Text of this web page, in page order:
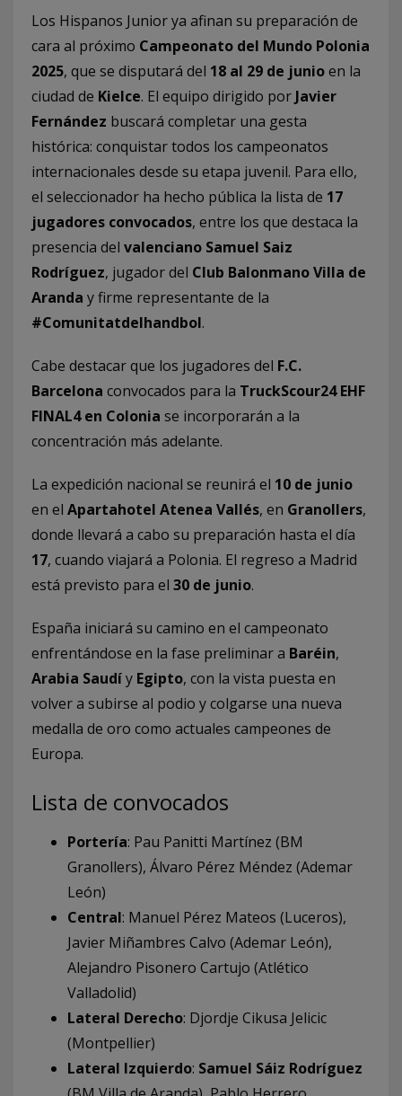
Los Hispanos Junior ya afinan su preparación de
cara al próximo Campeonato del Mundo Polonia
2025, que se disputará del 18 al 29 de junioen la
ciudad de Kielce. El equipo dirigido por Javier
Fernández buscará completar una gesta
histórica: conquistar todos los campeonatos
internacionales desde su etapa juvenil. Para ello,
el seleccionador ha hecho pública la lista de 17
jugadores convocados, entre los que destaca la
presencia del valenciano Samuel Saiz
Rodríguez, jugador del Club Balonmano Villa de
Aranda y firme representante de la
#Comunitatdelhandbol.
Cabe destacar que los jugadores del F.C.
Barcelona convocados para la TruckScour24 EHF
FINAL4 en Colonia se incorporarán a la
concentración más adelante.
La expedición nacional se reunirá el 10 de junio
en el Apartahotel Atenea Vallés, en Granollers,
donde llevará a cabo su preparación hasta el día
17, cuando viajará a Polonia. El regreso a Madrid
está previsto para el 30 de junio.
España iniciará su camino en el campeonato
enfrentándose en la fase preliminar a Baréin,
Arabia Saudíy Egipto, con la vista puesta en
volver a subirse al podio y colgarse una nueva
medalla de oro como actuales campeones de
Europa.
Lista de convocados
Portería: Pau Panitti Martínez (BM
Granollers), Álvaro Pérez Méndez (Ademar
León)
Central: Manuel Pérez Mateos (Luceros),
Javier Miñambres Calvo (Ademar León),
Alejandro Pisonero Cartujo (Atlético
Valladolid)
Lateral Derecho: Djordje Cikusa Jelicic
(Montpellier)
Lateral Izquierdo: Samuel Sáiz Rodríguez